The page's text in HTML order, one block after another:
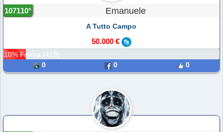
Emanuele
107110°
A Tutto Campo
50.000 €
10% Forma (419)
0
0 0